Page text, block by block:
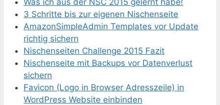
Was ich aus der NSC 2015 gelernt habe!
3 Schritte bis zur eigenen Nischenseite
AmazonSimpleAdmin Templates vor Update
richtig sichern
Nischenseiten Challenge 2015 Fazit
Nischenseite mit Backups vor Datenverlust
sichern
Favicon (Logo in Browser Adresszeile) in
WordPress Website einbinden